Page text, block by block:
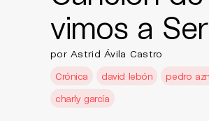
vimos a
por Astrid Ávila Castro
Crónica
david lebón pedro
charly garcía